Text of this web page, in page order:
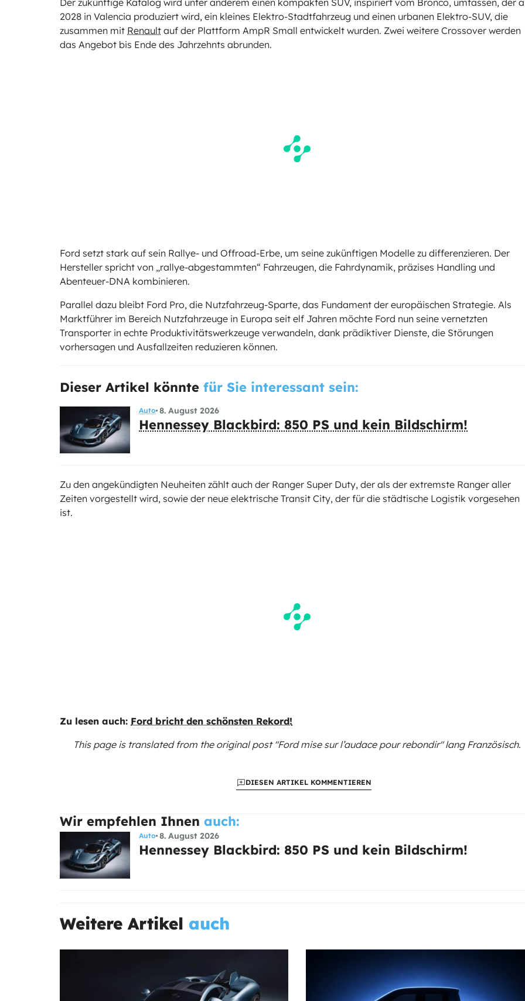
2028 in Valencia produziert wird, ein kleines Elektro-Stadtfahrzeug und einen urbanen Elektro-SUV, die
zusammen mit Renault auf der Plattform AmpR Small entwickelt wurden. Zwei weitere Crossover werden
das Angebot bis Ende des Jahrzehnts abrunden.
Ford setzt stark auf sein Rallye- und Offroad-Erbe, um seine zukünftigen Modelle zu differenzieren. Der
Hersteller spricht von „rallye-abgestammten“ Fahrzeugen, die Fahrdynamik, präzises Handling und
Abenteuer-DNA kombinieren.
Parallel dazu bleibt Ford Pro, die Nutzfahrzeug-Sparte, das Fundament der europäischen Strategie. Als
Marktführer im Bereich Nutzfahrzeuge in Europa seit elf Jahren möchte Ford nun seine vernetzten
Transporter in echte Produktivitätswerkzeuge verwandeln, dank prädiktiver Dienste, die Störungen
vorhersagen und Ausfallzeiten reduzieren können.
Dieser Artikel könnte für Sie interessant sein:
Auto 8. August 2026
Hennessey Blackbird: 850 PS und kein Bildschirm!
Zu den angekündigten Neuheiten zählt auch der Ranger Super Duty, der als der extremste Ranger aller
Zeiten vorgestellt wird, sowie der neue elektrische Transit City, der für die städtische Logistik vorgesehen
ist.
Zu lesen auch: Ford bricht den schönsten Rekord!
This page is translated from the originalpost "Ford mise sur l’audace pour rebondir"lang Französisch.
DIESEN ARTIKEL KOMMENTIEREN
Wir empfehlen Ihnen auch:
Auto 8. August 2026
Hennessey Blackbird: 850 PS und kein Bildschirm!
Weitere Artikel auch